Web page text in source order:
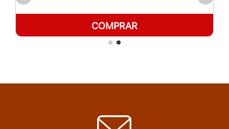
COMPRAR